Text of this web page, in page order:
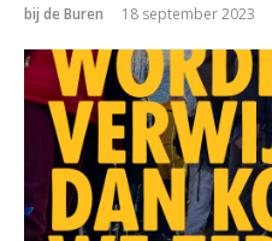
bij de Buren 18 september 2023